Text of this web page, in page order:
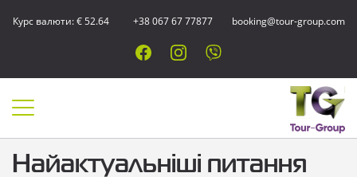
Курс валюти: € 52.64 +38 067 67 77877 booking@tour-group.com
Найактуальніші питання